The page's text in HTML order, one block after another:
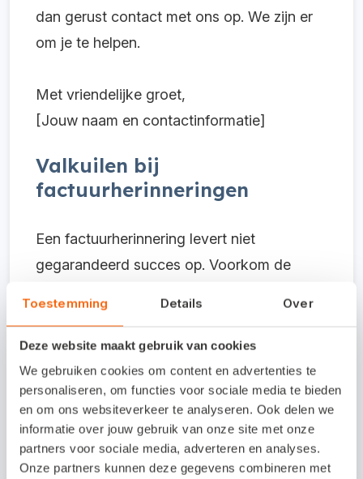
Toestemming Details Over
Deze website maakt gebruik van cookies
We gebruiken cookies om content en advertenties te
personaliseren, om functies voor sociale media te bieden
en om ons websiteverkeer te analyseren. Ook delen we
informatie over jouw gebruik van onze site met onze
partners voor sociale media, adverteren en analyses.
Onze partners kunnen deze gegevens combineren met
dan gerust contact met ons op. We zijn er
om je te helpen.
Met vriendelijke groet,
[Jouw naam en contactinformatie]
Valkuilen bij
factuurherinneringen
Een factuurherinnering levert niet
gegarandeerd succes op. Voorkom de
Probeer de oorspronkelijke factuur als
bijlage mee te zenden, zodat de ontvanger
kan zien waarover het gaat. Anders ziet hij
alleen een bedrag en jouw bedrijf, maar
weet hij misschien niet om welk artikel het